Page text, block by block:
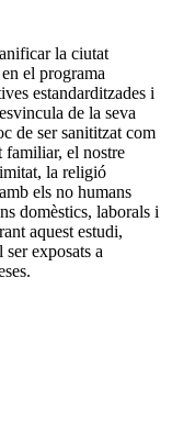
la ciutat
el programa
estandarditzades i
de la seva
de ser sanititzat com
familiar, el nostre
la religió
els no humans
domèstics, laborals i
aquest estudi,
exposats a